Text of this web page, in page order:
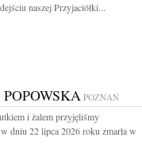
naszej Przyjaciółki...
POZNAŃ
i żalem przyjęliśmy
dniu 22 lipca 2026 roku zmarła w